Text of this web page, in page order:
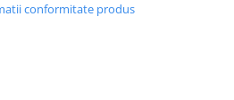
conformitate produs